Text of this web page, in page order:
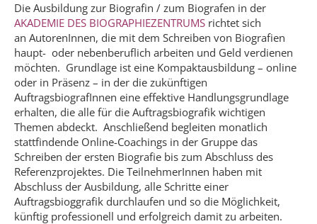
Die Ausbildung zur Biografin / zum Biografen in der
AKADEMIE DES BIOGRAPHIEZENTRUMS richtet sich
an AutorenInnen, die mit dem Schreiben von Biografien
haupt- oder nebenberuflich arbeiten und Geld verdienen
möchten. Grundlage ist eine Kompaktausbildung – online
oder in Präsenz – in der die zukünftigen
AuftragsbiografInnen eine effektive Handlungsgrundlage
erhalten, die alle für die Auftragsbiografik wichtigen
Themen abdeckt. Anschließend begleiten monatlich
stattfindende Online-Coachings in der Gruppe das
Schreiben der ersten Biografie bis zum Abschluss des
Referenzprojektes. Die TeilnehmerInnen haben mit
Abschluss der Ausbildung, alle Schritte einer
Auftragsbioggrafik durchlaufen und so die Möglichkeit,
künftig professionell und erfolgreich damit zu arbeiten.